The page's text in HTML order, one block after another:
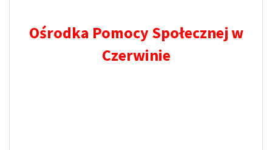
Ośrodka Pomocy Społecznej w
Czerwinie